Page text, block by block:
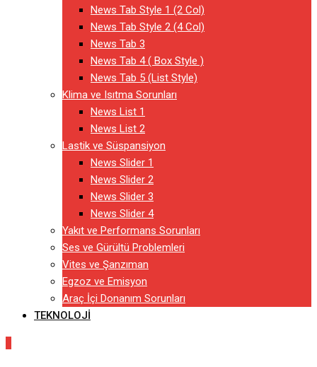
News Tab Style 1 (2 Col)
News Tab Style 2 (4 Col)
News Tab 3
News Tab 4 ( Box Style )
News Tab 5 (List Style)
Klima ve Isıtma Sorunları
News List 1
News List 2
Lastik ve Süspansiyon
News Slider 1
News Slider 2
News Slider 3
News Slider 4
Yakıt ve Performans Sorunları
Ses ve Gürültü Problemleri
Vites ve Şanzıman
Egzoz ve Emisyon
Araç İçi Donanım Sorunları
TEKNOLOJI